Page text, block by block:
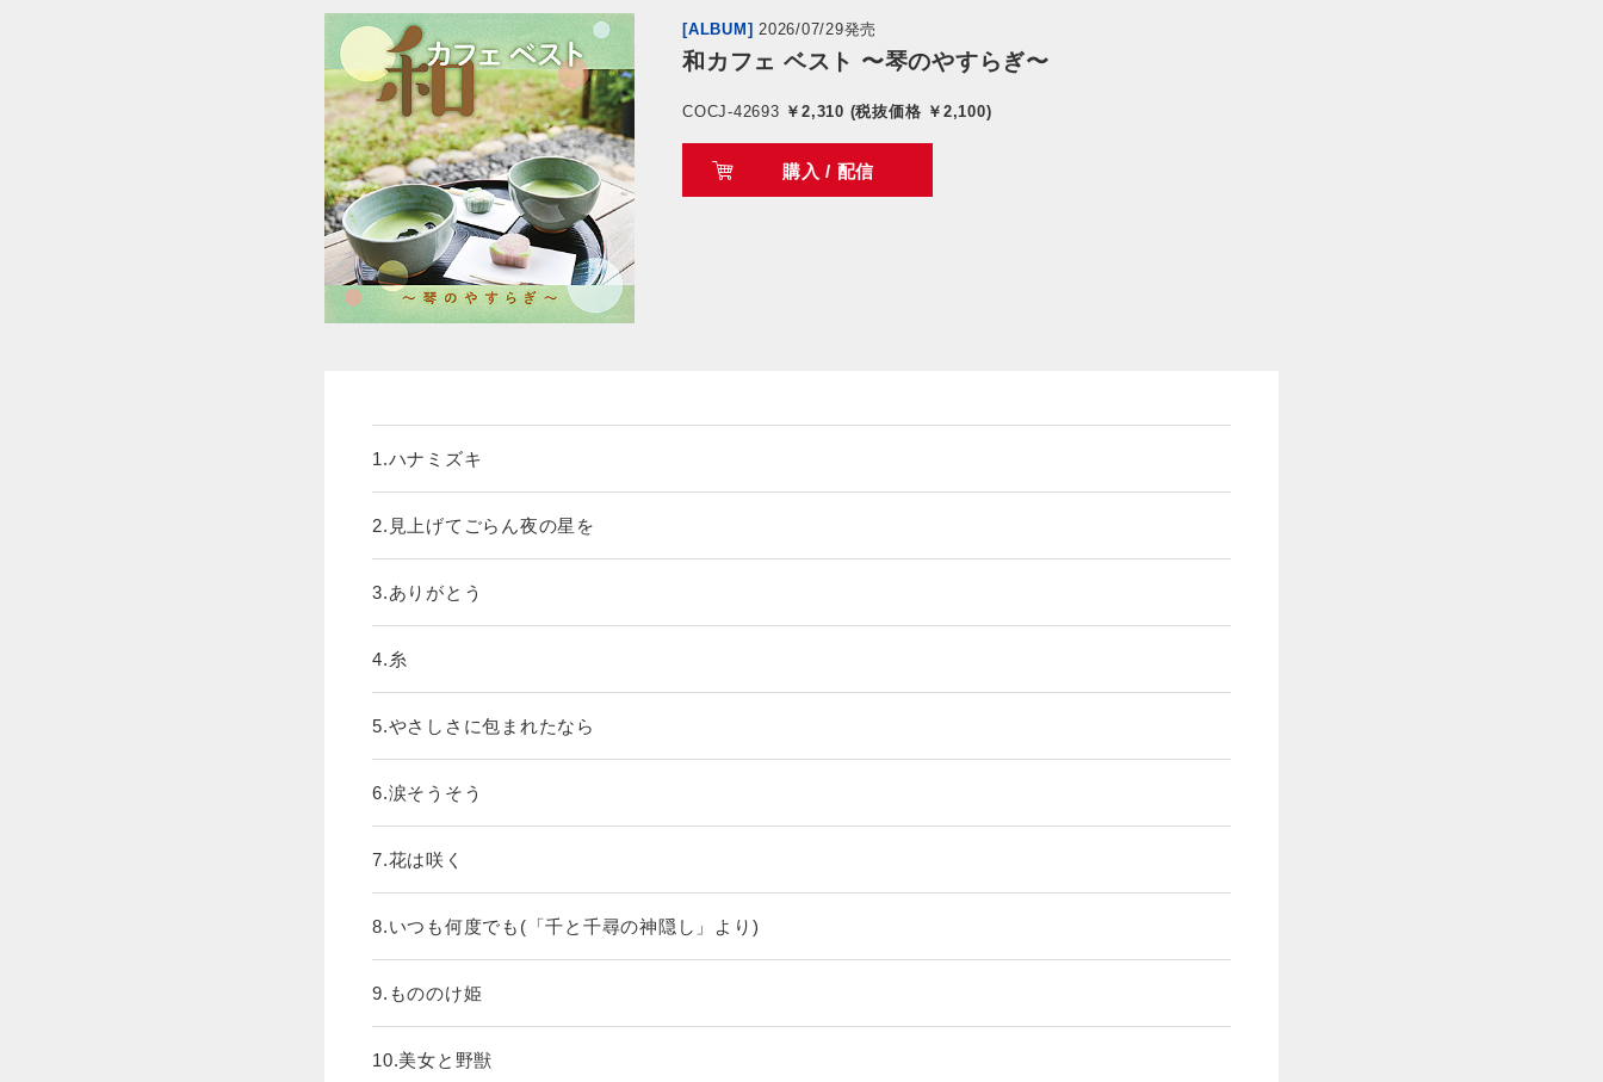
[ALBUM] 2026/07/29発売
和カフェ ベスト 〜琴のやすらぎ〜
COCJ-42693 ￥2,310 (税抜価格 ￥2,100)
購入 / 配信
1.ハナミズキ
2.見上げてごらん夜の星を
3.ありがとう
4.糸
5.やさしさに包まれたなら
6.涙そうそう
7.花は咲く
8.いつも何度でも(「千と千尋の神隠し」より)
9.もののけ姫
10.美女と野獣